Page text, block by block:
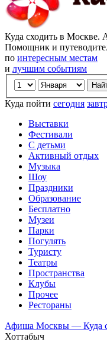
Куда сходить в Москве.
Помощник и
по интересным местам
и лучшим событиям
Куда пойти сегодня
Выставки
Фестивали
С детьми
Активный отдых
Музыка
Шоу
Праздники
Образование
Бесплатно
Музеи
Парки
Погулять
Туристу
Театры
Пространства
Клубы
Прочее
Рестораны
Афиша Москвы — Куда
Хоттабыч